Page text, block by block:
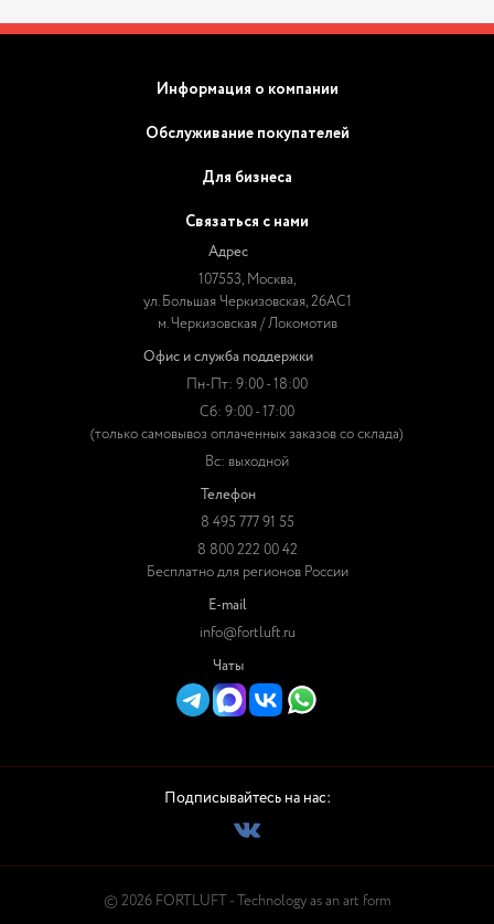
Информация о компании
Обслуживание покупателей
Для бизнеса
Связаться с нами
Адрес
107553, Москва,
ул. Большая Черкизовская, 26АС1
м. Черкизовская / Локомотив
Офис и служба поддержки
Пн-Пт: 9:00 - 18:00
Сб: 9:00 - 17:00
(только самовывоз оплаченных заказов со склада)
Вс: выходной
Телефон
8 495 777 91 55
8 800 222 00 42
Бесплатно для регионов России
E-mail
info@fortluft.ru
Чаты
Подписывайтесь на нас:
© 2026 FORTLUFT - Technology as an art form